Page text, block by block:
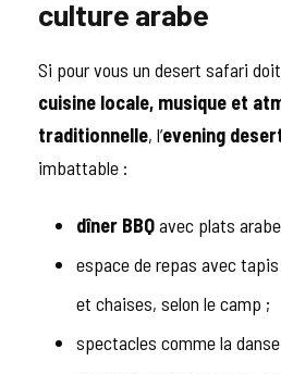
culture arabe
Si pour vous un desert safari
cuisine locale, musique et
traditionnelle, l’evening
imbattable :
dîner BBQavec plats
espace de repas avec
et chaises, selon le camp ;
spectacles comme la